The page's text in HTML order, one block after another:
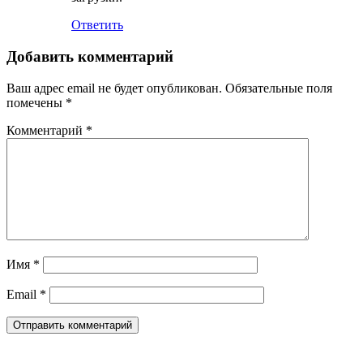
Ответить
Добавить комментарий
Ваш адрес email не будет опубликован. Обязательные поля
помечены *
Комментарий *
Имя *
Email *